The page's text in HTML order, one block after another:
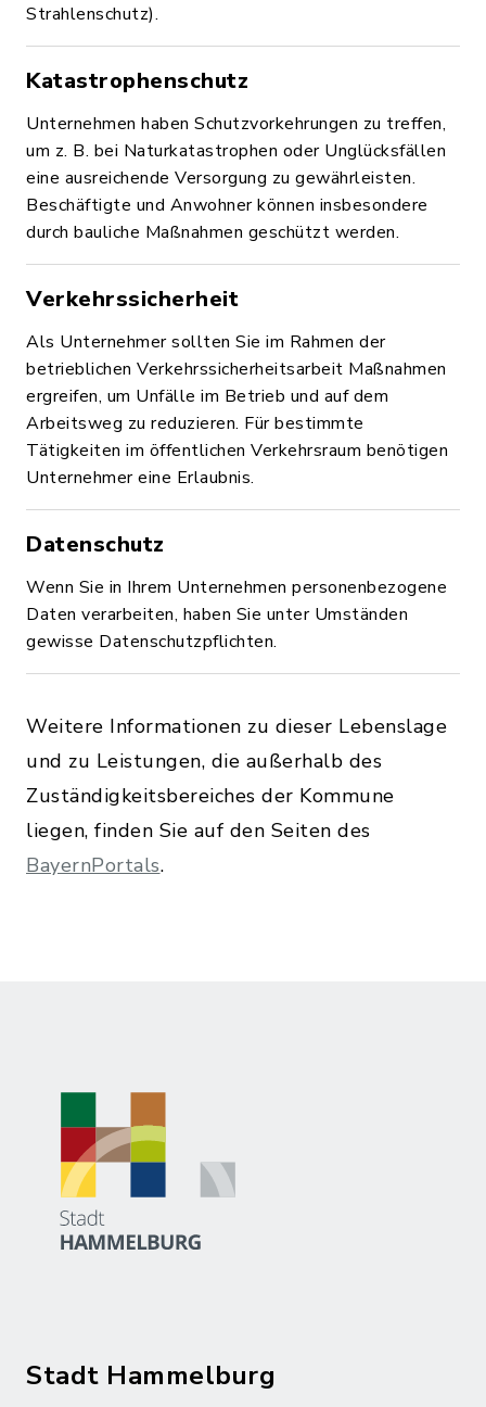
Strahlenschutz).
Katastrophenschutz
Unternehmen haben Schutzvorkehrungen zu treffen,
um z. B. bei Naturkatastrophen oder Unglücksfällen
eine ausreichende Versorgung zu gewährleisten.
Beschäftigte und Anwohner können insbesondere
durch bauliche Maßnahmen geschützt werden.
Verkehrssicherheit
Als Unternehmer sollten Sie im Rahmen der
betrieblichen Verkehrssicherheitsarbeit Maßnahmen
ergreifen, um Unfälle im Betrieb und auf dem
Arbeitsweg zu reduzieren. Für bestimmte
Tätigkeiten im öffentlichen Verkehrsraum benötigen
Unternehmer eine Erlaubnis.
Datenschutz
Wenn Sie in Ihrem Unternehmen personenbezogene
Daten verarbeiten, haben Sie unter Umständen
gewisse Datenschutzpflichten.
Weitere Informationen zu dieser Lebenslage
und zu Leistungen, die außerhalb des
Zuständigkeitsbereiches der Kommune
liegen, finden Sie auf den Seiten des
BayernPortals.
Stadt Hammelburg